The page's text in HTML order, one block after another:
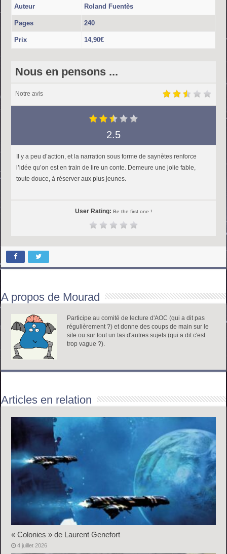
Auteur Roland Fuentès
Pages 240
Prix 14,90€
Nous en pensons ...
Notre avis
2.5
Il y a peu d’action, et la narration sous forme de saynètes renforce
l’idée qu’on est en train de lire un conte. Demeure une jolie fable,
toute douce, à réserver aux plus jeunes.
User Rating: Be the first one !
A propos de Mourad
Participe au comité de lecture d'AOC (qui a dit pas
régulièrement ?) et donne des coups de main sur le
site ou sur tout un tas d'autres sujets (qui a dit c'est
trop vague ?).
Articles en relation
« Colonies » de Laurent Genefort
4 juillet 2026